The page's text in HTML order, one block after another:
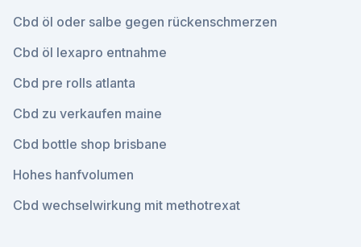
Cbd öl oder salbe gegen rückenschmerzen
Cbd öl lexapro entnahme
Cbd pre rolls atlanta
Cbd zu verkaufen maine
Cbd bottle shop brisbane
Hohes hanfvolumen
Cbd wechselwirkung mit methotrexat